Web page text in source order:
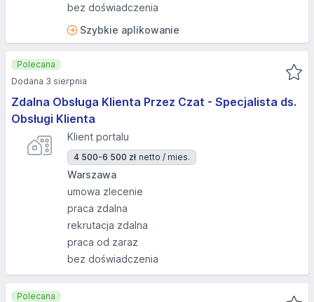
bez doświadczenia
Szybkie aplikowanie
Zdalna Obsługa Klienta Przez Czat - Specjalista ds.
Obsługi Klienta
Klient portalu
4 500-6 500 zł netto / mies.
Warszawa
umowa zlecenie
praca zdalna
rekrutacja zdalna
praca od zaraz
bez doświadczenia
Polecana
Dodana 3 sierpnia
Polecana